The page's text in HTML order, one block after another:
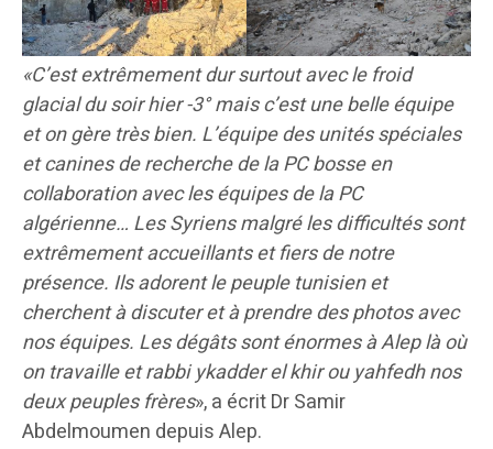
«C’est extrêmement dur surtout avec le froid
glacial du soir hier -3° mais c’est une belle équipe
et on gère très bien. L’équipe des unités spéciales
et canines de recherche de la PC bosse en
collaboration avec les équipes de la PC
algérienne… Les Syriens malgré les difficultés sont
extrêmement accueillants et fiers de notre
présence. Ils adorent le peuple tunisien et
cherchent à discuter et à prendre des photos avec
nos équipes. Les dégâts sont énormes à Alep là où
on travaille et rabbi ykadder el khir ou yahfedh nos
deux peuples frères», a écrit Dr Samir
Abdelmoumen depuis Alep.